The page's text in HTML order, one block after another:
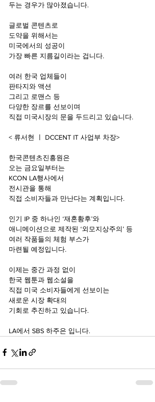
두는 경우가 많아졌습니다.
글로벌 콘텐츠로
도약을 위해서는
미국에서의 성공이
가장 빠른 지름길이라는 겁니다.
여러 한국 업체들이
판타지와 액션
그리고 로맨스 등
다양한 장르를 선보이며
직접 미국시장의 문을 두드리고 있습니다.
< 류서현 ㅣ DCCENT IT 사업부 차장>
한국콘텐츠진흥원은
오는 금요일부터는
KCON LA행사에서
전시관을 통해
직접 소비자들과 만난다는 계획입니다.
인기 IP 중 하나인 ‘재혼황후’와
애니메이션으로 제작된 ‘외모지상주의’ 등
여러 작품들의 체험 부스가
마련될 예정입니다.
이제는 중간 과정 없이
한국 웹툰과 웹소설을
직접 미국 소비자들에게 선보이는
새로운 시장 확대의
기회로 추진하고 있습니다.
LA에서 SBS 하주은 입니다.